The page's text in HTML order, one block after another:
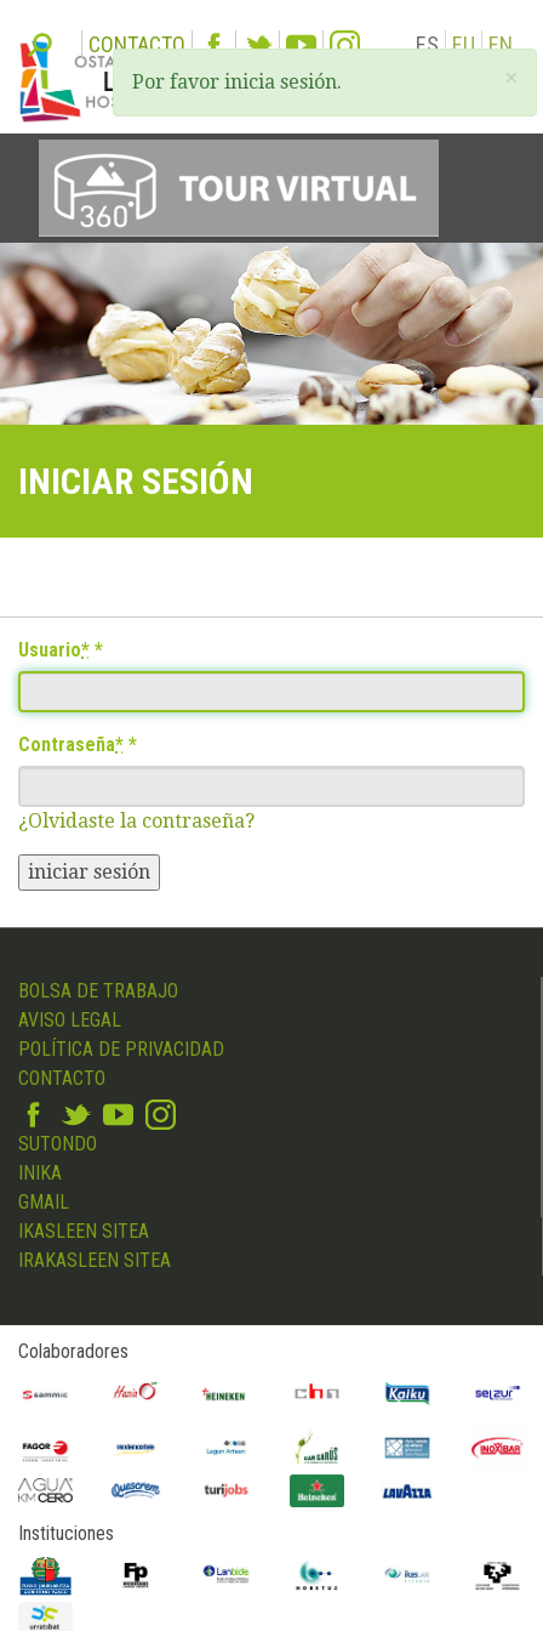
CONTACTO ES EU EN
×
Por favor inicia sesión.
INICIAR SESIÓN
Usuario*
Contraseña*
¿Olvidaste la contraseña?
iniciar sesión
BOLSA DE TRABAJO
AVISO LEGAL
POLÍTICA DE PRIVACIDAD
CONTACTO
SUTONDO
INIKA
GMAIL
IKASLEEN SITEA
IRAKASLEEN SITEA
Colaboradores
Instituciones